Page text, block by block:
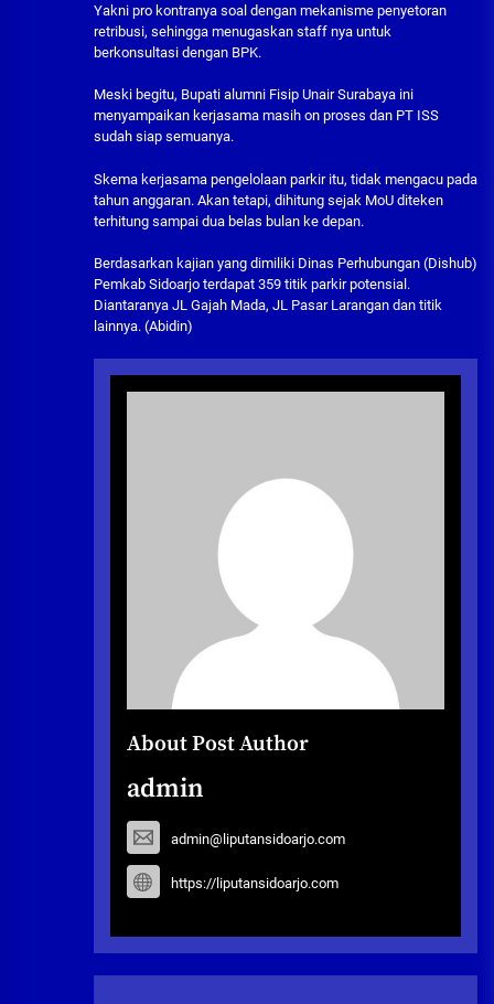
Yakni pro kontranya soal dengan mekanisme penyetoran
retribusi, sehingga menugaskan staff nya untuk
berkonsultasi dengan BPK.
Meski begitu, Bupati alumni Fisip Unair Surabaya ini
menyampaikan kerjasama masih on proses dan PT ISS
sudah siap semuanya.
Skema kerjasama pengelolaan parkir itu, tidak mengacu pada
tahun anggaran. Akan tetapi, dihitung sejak MoU diteken
terhitung sampai dua belas bulan ke depan.
Berdasarkan kajian yang dimiliki Dinas Perhubungan (Dishub)
Pemkab Sidoarjo terdapat 359 titik parkir potensial.
Diantaranya JL Gajah Mada, JL Pasar Larangan dan titik
lainnya. (Abidin)
About Post Author
admin
admin@liputansidoarjo.com
https://liputansidoarjo.com